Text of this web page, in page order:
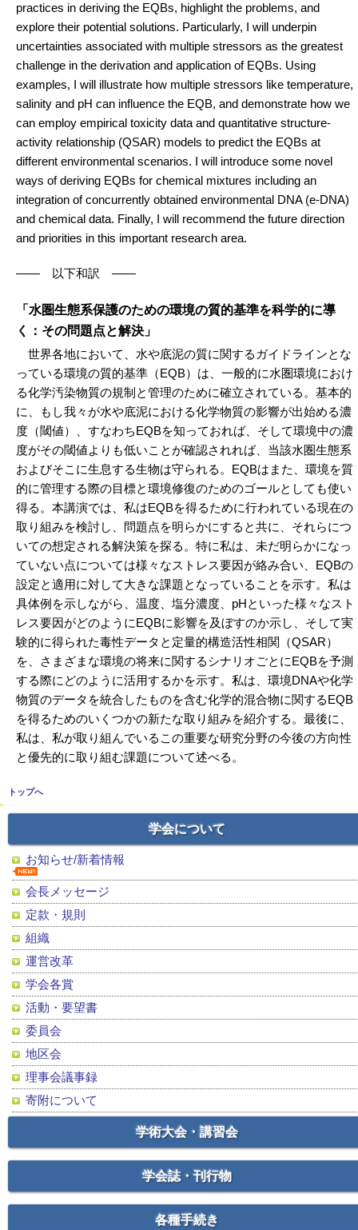
学会について
お知らせ/新着情報
会長メッセージ
定款・規則
組織
運営改革
学会各賞
活動・要望書
委員会
地区会
理事会議事録
寄附について
学術大会・講習会
学会誌・刊行物
各種手続き
practices in deriving the EQBs, highlight the problems, and
explore their potential solutions. Particularly, I will underpin
uncertainties associated with multiple stressors as the greatest
challenge in the derivation and application of EQBs. Using
examples, I will illustrate how multiple stressors like temperature,
salinity and pH can influence the EQB, and demonstrate how we
can employ empirical toxicity data and quantitative structure-
activity relationship (QSAR) models to predict the EQBs at
different environmental scenarios. I will introduce some novel
ways of deriving EQBs for chemical mixtures including an
integration of concurrently obtained environmental DNA (e-DNA)
and chemical data. Finally, I will recommend the future direction
and priorities in this important research area.
―― 以下和訳 ――
「水圏生態系保護のための環境の質的基準を科学的に導
く：その問題点と解決」
世界各地において、水や底泥の質に関するガイドラインとな
っている環境の質的基準（EQB）は、一般的に水圏環境におけ
る化学汚染物質の規制と管理のために確立されている。基本的
に、もし我々が水や底泥における化学物質の影響が出始める濃
度（閾値）、すなわちEQBを知っておれば、そして環境中の濃
度がその閾値よりも低いことが確認されれば、当該水圏生態系
およびそこに生息する生物は守られる。EQBはまた、環境を質
的に管理する際の目標と環境修復のためのゴールとしても使い
得る。本講演では、私はEQBを得るために行われている現在の
取り組みを検討し、問題点を明らかにすると共に、それらにつ
いての想定される解決策を探る。特に私は、未だ明らかになっ
ていない点については様々なストレス要因が絡み合い、EQBの
設定と適用に対して大きな課題となっていることを示す。私は
具体例を示しながら、温度、塩分濃度、pHといった様々なスト
レス要因がどのようにEQBに影響を及ぼすのか示し、そして実
験的に得られた毒性データと定量的構造活性相関（QSAR）
を、さまざまな環境の将来に関するシナリオごとにEQBを予測
する際にどのように活用するかを示す。私は、環境DNAや化学
物質のデータを統合したものを含む化学的混合物に関するEQB
を得るためのいくつかの新たな取り組みを紹介する。最後に、
私は、私が取り組んでいるこの重要な研究分野の今後の方向性
と優先的に取り組む課題について述べる。
トップへ